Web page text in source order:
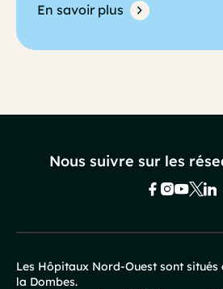
En savoir plus
Nous suivre sur les
Les Hôpitaux Nord-Ouest sont
la Dombes.